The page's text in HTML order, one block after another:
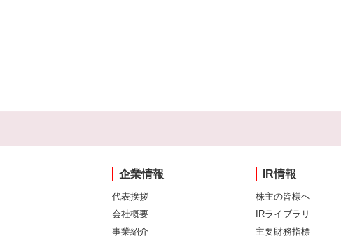
企業情報
代表挨拶
会社概要
事業紹介
IR情報
株主の皆様へ
IRライブラリ
主要財務指標